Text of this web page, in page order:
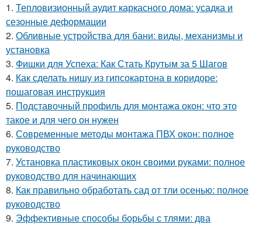
1. Тепловизионный аудит каркасного дома: усадка и
сезонные деформации
2. Обливные устройства для бани: виды, механизмы и
установка
3. Фишки для Успеха: Как Стать Крутым за 5 Шагов
4. Как сделать нишу из гипсокартона в коридоре:
пошаговая инструкция
5. Подставочный профиль для монтажа окон: что это
такое и для чего он нужен
6. Современные методы монтажа ПВХ окон: полное
руководство
7. Установка пластиковых окон своими руками: полное
руководство для начинающих
8. Как правильно обработать сад от тли осенью: полное
руководство
9. Эффективные способы борьбы с тлями: два